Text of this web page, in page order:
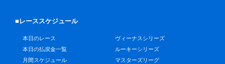
■レーススケジュール
本日のレース
本日の払戻金一覧
月間スケジュール
ヴィーナスシリーズ
ルーキーシリーズ
マスターズリーグ